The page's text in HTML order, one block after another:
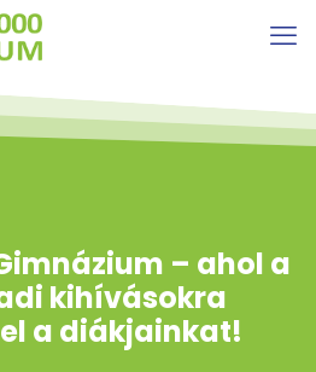
– ahol a
kihívásokra
a diákjainkat!